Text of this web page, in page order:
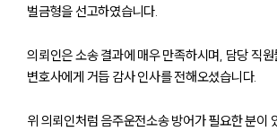
벌금형을 선고하였습니다.
의뢰인은 소송 결과에 매우 만족하시며, 담당 직
변호사에게 거듭 감사 인사를 전해오셨습니다.
위 의뢰인처럼 음주운전소송 방어가 필요한 분이